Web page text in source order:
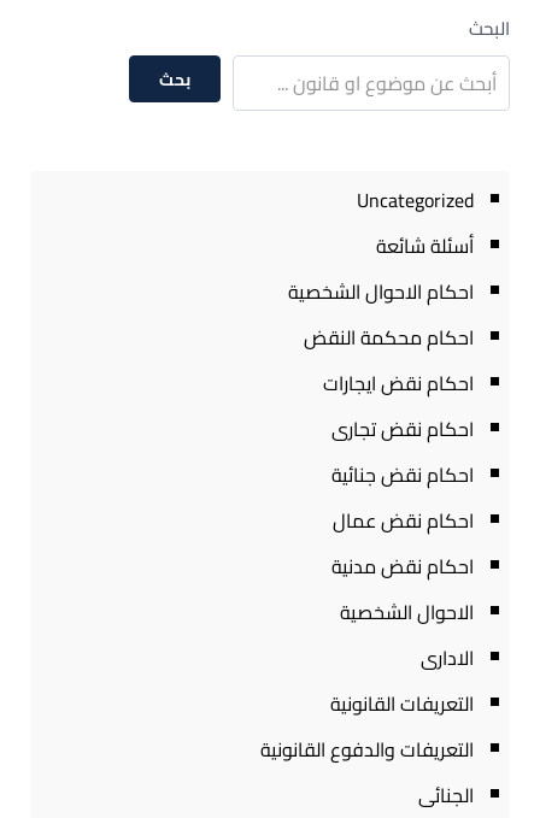
البحث
بحث
Uncategorized
أسئلة شائعة
احكام الاحوال الشخصية
احكام محكمة النقض
احكام نقض ايجارات
احكام نقض تجارى
احكام نقض جنائية
احكام نقض عمال
احكام نقض مدنية
الاحوال الشخصية
الادارى
التعريفات القانونية
التعريفات والدفوع القانونية
الجنائى